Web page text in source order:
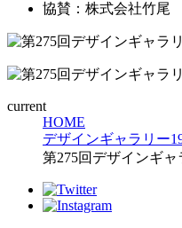
協賛：株式会社竹尾
current
HOME
デザインギャラリー
第275回デザインギャ